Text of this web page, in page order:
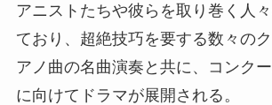
アニストたちや彼らを取り巻く人
ており、超絶技巧を要する数々の
アノ曲の名曲演奏と共に、コンク
に向けてドラマが展開される。